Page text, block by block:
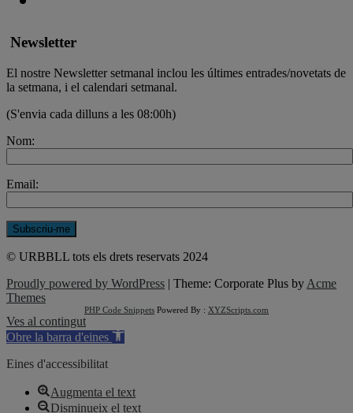
Newsletter
El nostre Newsletter setmanal inclou les últimes entrades/novetats de
la setmana, i el calendari setmanal.
(S'envia cada dilluns a les 08:00h)
Nom:
Email:
© URBBLL tots els drets reservats 2024
Proudly powered by WordPress | Theme: Corporate Plus by Acme
Themes
PHP Code Snippets Powered By : XYZScripts.com
Ves al contingut
Obre la barra d'eines
Eines d'accessibilitat
Augmenta el text
Disminueix el text